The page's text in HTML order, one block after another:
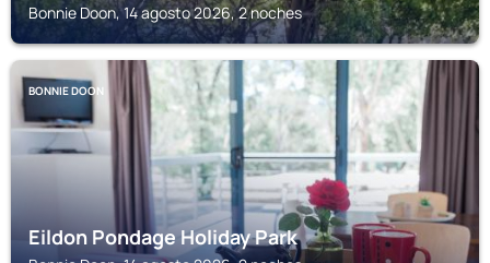
Bonnie Doon, 14 agosto 2026, 2 noches
BONNIE DOON
Eildon Pondage Holiday Park